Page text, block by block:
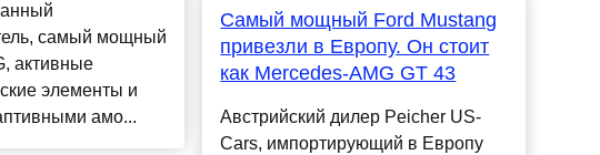
самый мощный
активные
элементы и
амо...
Самый мощный Ford Mustang
привезли в Европу. Он стоит
как Mercedes-AMG GT 43
Австрийский дилер Peicher US-
Cars, импортирующий в Европу